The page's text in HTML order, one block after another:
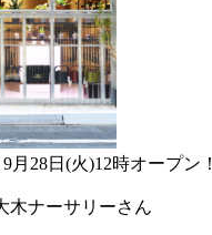
月28日(火)12時オープン！
木ナーサリーさん